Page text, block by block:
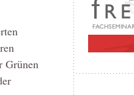
Grünen